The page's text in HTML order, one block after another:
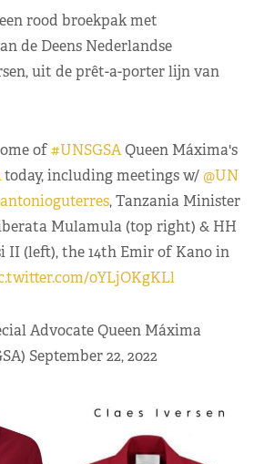
rood broekpak met
de Deens Nederlandse
uit de prêt-a-porter lijn van
of#UNSGSAQueen Máxima's
today, including meetings w/ @UN
, Tanzania Minister
Mulamula (top right) & HH
II (left), the 14th Emir of Kano in
0YLjOKgKLl
Advocate Queen Máxima
September 22, 2022